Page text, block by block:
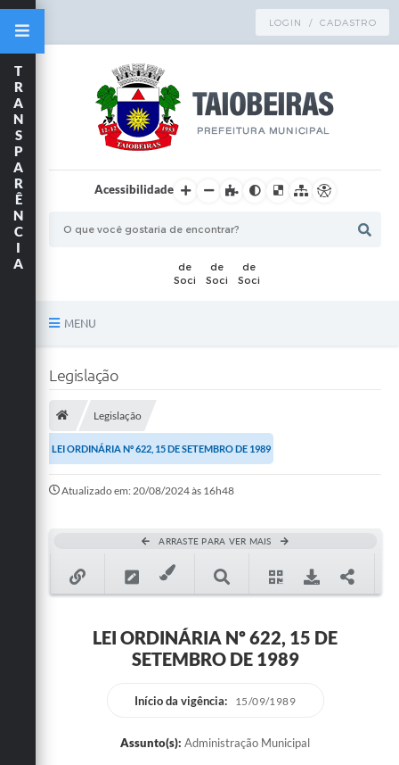
LOGIN / CADASTRO
Acessibilidade
MENU
Publicações
A Prefeitura
Ouvidoria
Legislação
Conselho Tutelar.
T
R
A
N
S
P
A
R
Ê
N
C
I
A
Legislação
Legislação
LEI ORDINÁRIA Nº 622, 15 DE SETEMBRO DE 1989
Atualizado em: 20/08/2024 às 16h48
ARRASTE PARA VER MAIS
LEI ORDINÁRIA Nº 622, 15 DE
SETEMBRO DE 1989
Início da vigência: 15/09/1989
Assunto(s): Administração Municipal